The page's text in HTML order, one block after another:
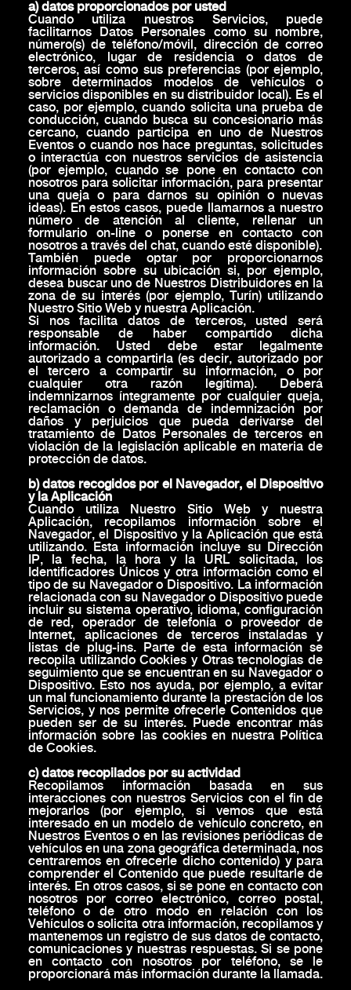
a) datos proporcionados por usted
Cuando utiliza nuestros Servicios, puede
facilitarnos Datos Personales como su nombre,
número(s) de teléfono/móvil, dirección de correo
electrónico, lugar de residencia o datos de
terceros, así como sus preferencias (por ejemplo,
sobre determinados modelos de vehículos o
servicios disponibles en su distribuidor local). Es el
caso, por ejemplo, cuando solicita una prueba de
conducción, cuando busca su concesionario más
cercano, cuando participa en uno de Nuestros
Eventos o cuando nos hace preguntas, solicitudes
o interactúa con nuestros servicios de asistencia
(por ejemplo, cuando se pone en contacto con
nosotros para solicitar información, para presentar
una queja o para darnos su opinión o nuevas
ideas). En estos casos, puede llamarnos a nuestro
número de atención al cliente, rellenar un
formulario on-line o ponerse en contacto con
nosotros a través del chat, cuando esté disponible).
También puede optar por proporcionarnos
información sobre su ubicación si, por ejemplo,
desea buscar uno de Nuestros Distribuidores en la
zona de su interés (por ejemplo, Turín) utilizando
Nuestro Sitio Web y nuestra Aplicación.
Si nos facilita datos de terceros, usted será
responsable de haber compartido dicha
información. Usted debe estar legalmente
autorizado a compartirla (es decir, autorizado por
el tercero a compartir su información, o por
cualquier otra razón legítima). Deberá
indemnizarnos íntegramente por cualquier queja,
reclamación o demanda de indemnización por
daños y perjuicios que pueda derivarse del
tratamiento de Datos Personales de terceros en
violación de la legislación aplicable en materia de
protección de datos.
b) datos recogidos por el Navegador, el Dispositivo
y la Aplicación
Cuando utiliza Nuestro Sitio Web y nuestra
Aplicación, recopilamos información sobre el
Navegador, el Dispositivo y la Aplicación que está
utilizando. Esta información incluye su Dirección
IP, la fecha, la hora y la URL solicitada, los
Identificadores Únicos y otra información como el
tipo de su Navegador o Dispositivo. La información
relacionada con su Navegador o Dispositivo puede
incluir su sistema operativo, idioma, configuración
de red, operador de telefonía o proveedor de
Internet, aplicaciones de terceros instaladas y
listas de plug-ins. Parte de esta información se
recopila utilizando Cookies y Otras tecnologías de
seguimiento que se encuentran en su Navegador o
Dispositivo. Esto nos ayuda, por ejemplo, a evitar
un mal funcionamiento durante la prestación de los
Servicios, y nos permite ofrecerle Contenidos que
pueden ser de su interés. Puede encontrar más
información sobre las cookies en nuestra Política
de Cookies.
c) datos recopilados por su actividad
Recopilamos información basada en sus
interacciones con nuestros Servicios con el fin de
mejorarlos (por ejemplo, si vemos que está
interesado en un modelo de vehículo concreto, en
Nuestros Eventos o en las revisiones periódicas de
vehículos en una zona geográfica determinada, nos
centraremos en ofrecerle dicho contenido) y para
comprender el Contenido que puede resultarle de
interés. En otros casos, si se pone en contacto con
nosotros por correo electrónico, correo postal,
teléfono o de otro modo en relación con los
Vehículos o solicita otra información, recopilamos y
mantenemos un registro de sus datos de contacto,
comunicaciones y nuestras respuestas. Si se pone
en contacto con nosotros por teléfono, se le
proporcionará más información durante la llamada.